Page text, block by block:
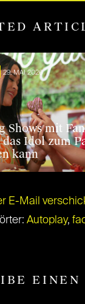
29. MAI 2026
Shows mit
das Idol zum
kann
E-Mail
Autoplay,
EINEN